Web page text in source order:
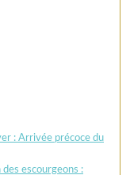
: Arrivée précoce du
escourgeons :